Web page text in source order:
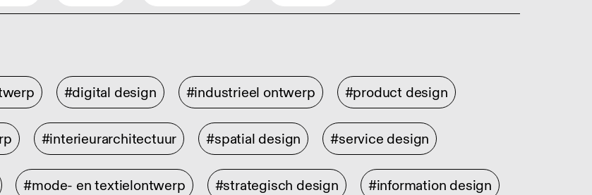
#digital design #industrieel ontwerp #product design
#interieurarchitectuur #spatial design #service design
#mode- en textielontwerp #strategisch design #information design